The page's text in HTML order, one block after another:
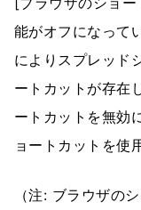
能がオフになって
によりスプレッド
ートカットが存在
ートカットを無効
ョートカットを使
（注: ブラウザの